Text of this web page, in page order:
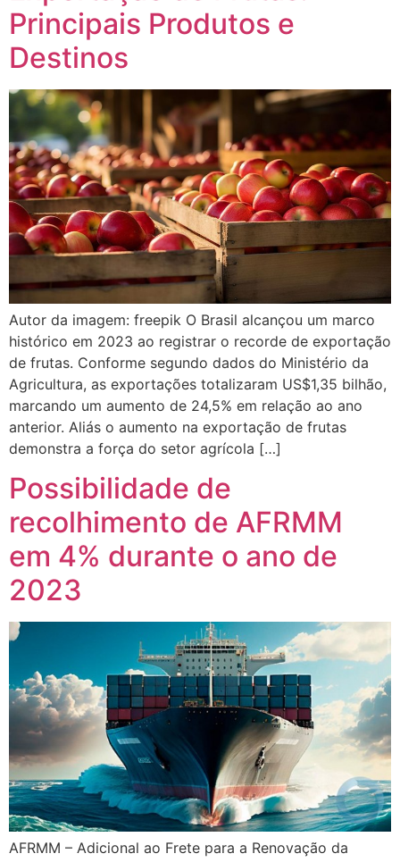
Principais Produtos e
Destinos
Autor da imagem: freepik O Brasil alcançou um marco
histórico em 2023 ao registrar o recorde de exportação
de frutas. Conforme segundo dados do Ministério da
Agricultura, as exportações totalizaram US$1,35 bilhão,
marcando um aumento de 24,5% em relação ao ano
anterior. Aliás o aumento na exportação de frutas
demonstra a força do setor agrícola […]
Possibilidade de
recolhimento de AFRMM
em 4% durante o ano de
2023
AFRMM – Adicional ao Frete para a Renovação da